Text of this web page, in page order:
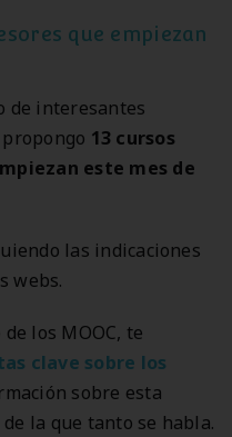
que empiezan
de interesantes
13 cursos
este mes de
las indicaciones
webs.
los MOOC, te
clave sobre los
sobre esta
la que tanto se habla.